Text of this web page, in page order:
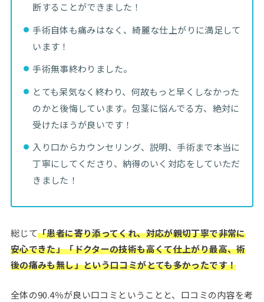
断することができました！
手術自体も痛みはなく、綺麗な仕上がりに満足して
います！
手術無事終わりました。
とても呆気なく終わり、何故もっと早くしなかった
のかと後悔しています。包茎に悩んでる方、絶対に
受けたほうが良いです！
入り口からカウンセリング、説明、手術まで本当に
丁寧にしてくださり、納得のいく対応をしていただ
きました！
総じて「患者に寄り添ってくれ、対応が親切丁寧で非常に
安心できた」「ドクターの技術も高くて仕上がり最高、術
後の痛みも無し」という口コミがとても多かったです！
全体の90.4％が良い口コミということと、口コミの内容を考